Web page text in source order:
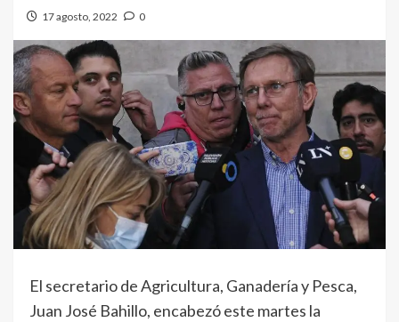
17 agosto, 2022 0
El secretario de Agricultura, Ganadería y Pesca,
Juan José Bahillo, encabezó este martes la